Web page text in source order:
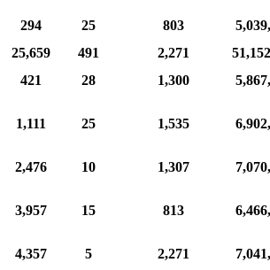
294 25 803
25,659 491 2,271
421 28 1,300
1,111 25 1,535
2,476 10 1,307
3,957 15 813
4,357 5 2,271